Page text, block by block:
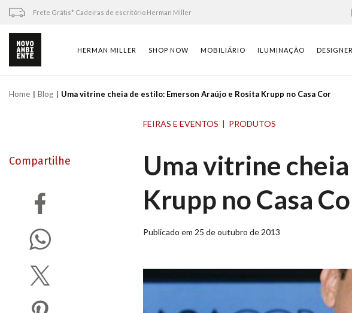
Skip
content
Frete Grátis* Cadeiras de escritório Herman Miller
HERMAN MILLER SHOP NOW MOBILIÁRIO ILUMINAÇÃO
Home Blog Uma vitrine cheia de estilo: Emerson Araújo e Rosita Krupp no Casa Cor
Compartilhe
FEIRAS E EVENTOS PRODUTOS
Uma vitrine
Krupp no Casa
Publicado em 25 de outubro de 2013